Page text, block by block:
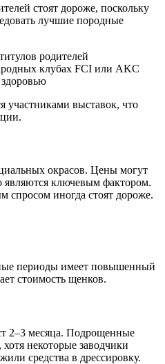
стоят дороже, поскольку
лучшие породные
родителей
клубах FCI или AKC
участниками выставок, что
окрасов. Цены могут
являются ключевым фактором.
иногда стоят дороже.
периоды имеет повышенный
стоимость щенков.
2–3 месяца. Подрощенные
некоторые заводчики
средства в дрессировку.